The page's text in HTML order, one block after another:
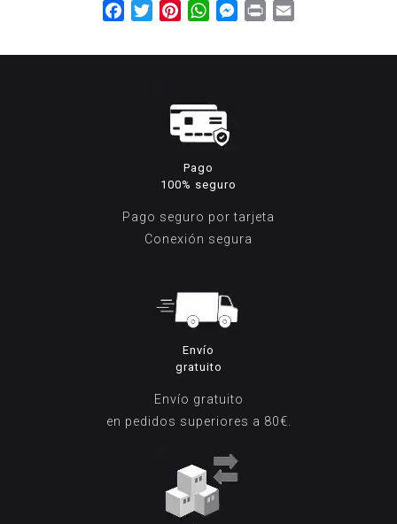
Facebook
TwitterPinterestWhatsApp
Messenger
Print
Pago
100% seguro
Pago seguro por tarjeta
Conexión segura
Envío
gratuito
Envío gratuito
en pedidos superiores a 80€.